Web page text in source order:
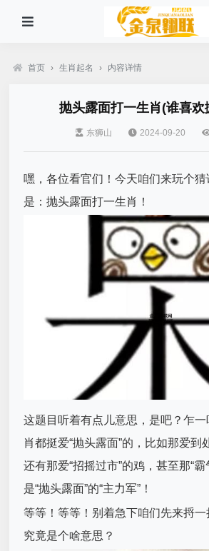
首页 › 生肖起名 › 内容详情
抛头露面打一生肖(谁喜欢
东狮山 2024-09-20
嘿，各位看官们！今天咱们来玩个猜
是：抛头露面打一生肖！
这题目听着有点儿意思，是吧？乍
肖都挺爱“抛头露面”的，比如那爱到
还有那爱“招摇过市”的鸡，甚至那“
是“抛头露面”的“主力军”！
等等！等等！别着急下咱们先来捋一
究竟是个啥意思？